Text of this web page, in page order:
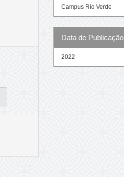
Campus Rio Verde
Data de Publicação
2022